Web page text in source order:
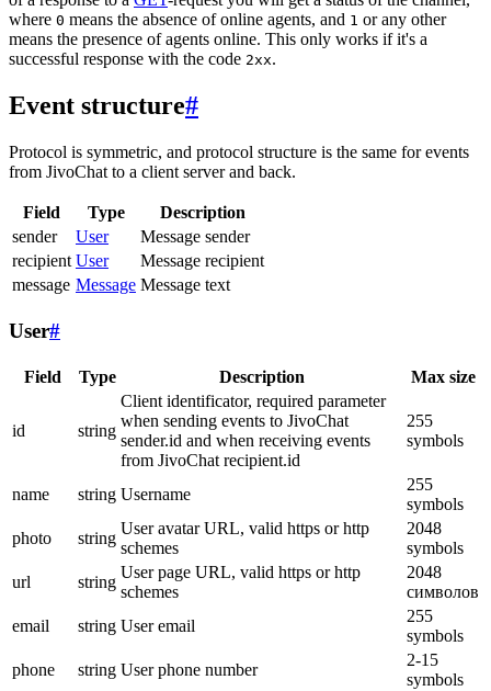
where 0 means the absence of online agents, and 1 or any other
means the presence of agents online. This only works if it's a
successful response with the code 2xx.
Event structure#
Protocol is symmetric, and protocol structure is the same for events
from JivoChat to a client server and back.
Field Type
Description
sender
User
Message sender
recipient User
Message recipient
message Message Message text
User#
Field Type Description Max size
id string
Client identificator, required parameter
when sending events to JivoChat
sender.id and when receiving events
from JivoChat recipient.id
255
symbols
name string Username
255
symbols
photo
string
User avatar URL, valid https or http
schemes
2048
symbols
url
string
User page URL, valid https or http
schemes
2048
символов
email
string User email
255
symbols
phone
string User phone number
2-15
symbols